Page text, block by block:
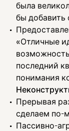
была
бы добавить
«Отличные
последний
понимания
Прерывая
сделаем по-
Пассивно-